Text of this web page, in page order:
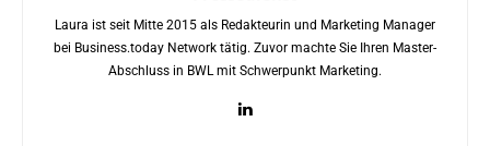
Laura ist seit Mitte 2015 als Redakteurin und Marketing Manager
bei Business.today Network tätig. Zuvor machte Sie Ihren Master-
Abschluss in BWL mit Schwerpunkt Marketing.